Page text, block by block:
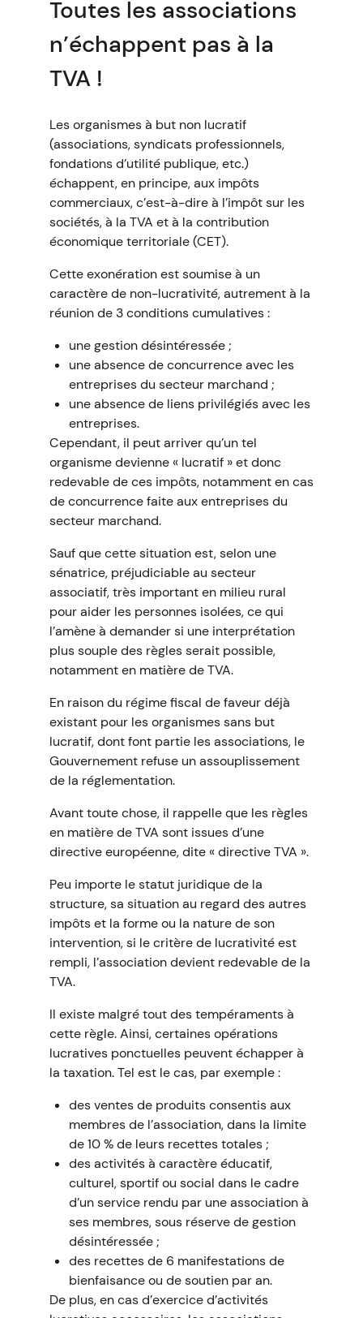
Toutes les associations
n’échappent pas à la
TVA !
Les organismes à but non lucratif
(associations, syndicats professionnels,
fondations d’utilité publique, etc.)
échappent, en principe, aux impôts
commerciaux, c’est-à-dire à l’impôt sur les
sociétés, à la TVA et à la contribution
économique territoriale (CET).
Cette exonération est soumise à un
caractère de non-lucrativité, autrement à la
réunion de 3 conditions cumulatives :
une gestion désintéressée ;
une absence de concurrence avec les
entreprises du secteur marchand ;
une absence de liens privilégiés avec les
entreprises.
Cependant, il peut arriver qu’un tel
organisme devienne « lucratif » et donc
redevable de ces impôts, notamment en cas
de concurrence faite aux entreprises du
secteur marchand.
Sauf que cette situation est, selon une
sénatrice, préjudiciable au secteur
associatif, très important en milieu rural
pour aider les personnes isolées, ce qui
l’amène à demander si une interprétation
plus souple des règles serait possible,
notamment en matière de TVA.
En raison du régime fiscal de faveur déjà
existant pour les organismes sans but
lucratif, dont font partie les associations, le
Gouvernement refuse un assouplissement
de la réglementation.
Avant toute chose, il rappelle que les règles
en matière de TVA sont issues d’une
directive européenne, dite « directive TVA ».
Peu importe le statut juridique de la
structure, sa situation au regard des autres
impôts et la forme ou la nature de son
intervention, si le critère de lucrativité est
rempli, l’association devient redevable de la
TVA.
Il existe malgré tout des tempéraments à
cette règle. Ainsi, certaines opérations
lucratives ponctuelles peuvent échapper à
la taxation. Tel est le cas, par exemple :
des ventes de produits consentis aux
membres de l’association, dans la limite
de 10 % de leurs recettes totales ;
des activités à caractère éducatif,
culturel, sportif ou social dans le cadre
d’un service rendu par une association à
ses membres, sous réserve de gestion
désintéressée ;
des recettes de 6 manifestations de
bienfaisance ou de soutien par an.
De plus, en cas d’exercice d’activités